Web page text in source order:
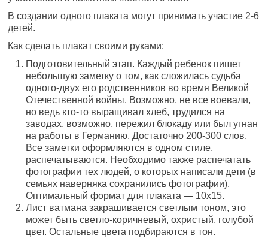
В создании одного плаката могут принимать участие 2-6
детей.
Как сделать плакат своими руками:
Подготовительный этап. Каждый ребенок пишет
небольшую заметку о том, как сложилась судьба
одного-двух его родственников во время Великой
Отечественной войны. Возможно, не все воевали,
но ведь кто-то выращивал хлеб, трудился на
заводах, возможно, пережил блокаду или был угнан
на работы в Германию. Достаточно 200-300 слов.
Все заметки оформляются в одном стиле,
распечатываются. Необходимо также распечатать
фотографии тех людей, о которых написали дети (в
семьях наверняка сохранились фотографии).
Оптимальный формат для плаката — 10х15.
Лист ватмана закрашивается светлым тоном, это
может быть светло-коричневый, охристый, голубой
цвет. Остальные цвета подбираются в тон.